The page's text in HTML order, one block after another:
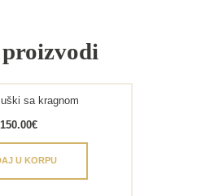
sa kragnom
150.00€
U KORPU